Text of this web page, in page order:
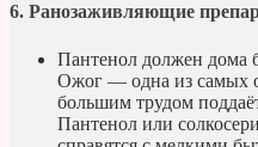
6. Ранозаживляющие
Пантенол должен дома
Ожог — одна из самых
большим трудом
Пантенол или